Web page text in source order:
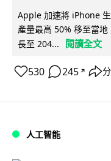
Apple 加速將 iPhone
產量最高 50% 移至當
長至 204...
閱讀全文
530 245 ↗
人工智能